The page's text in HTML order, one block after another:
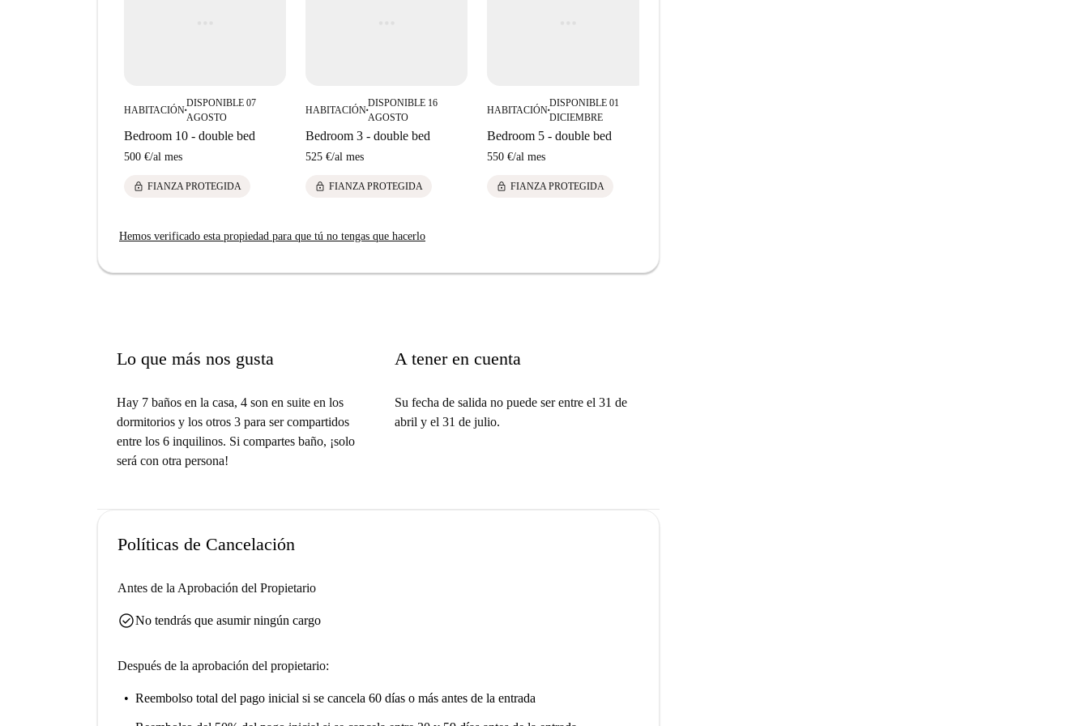
HABITACIÓN■
DISPONIBLE 07
AGOSTO
Bedroom 10 - double bed
500 €/al mes
lock FIANZA PROTEGIDA
HABITACIÓN■
DISPONIBLE 16
AGOSTO
Bedroom 3 - double bed
525 €/al mes
lock FIANZA PROTEGIDA
HABITACIÓN■
DISPONIBLE 01
DICIEMBRE
Bedroom 5 - double bed
550 €/al mes
lock FIANZA PROTEGIDA
Hemos verificado esta propiedad para que tú no tengas que hacerlo
Lo que más nos gusta
Hay 7 baños en la casa, 4 son en suite en los
dormitorios y los otros 3 para ser compartidos
entre los 6 inquilinos. Si compartes baño, ¡solo
será con otra persona!
A tener en cuenta
Su fecha de salida no puede ser entre el 31 de
abril y el 31 de julio.
Políticas de Cancelación
Antes de la Aprobación del Propietario
check_circleNo tendrás que asumir ningún cargo
Después de la aprobación del propietario:
Reembolso total del pago inicial si se cancela 60 días o más antes de la entrada